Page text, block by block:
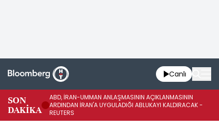
Canlı
SON
DAKİKA
ABD, İRAN-UMMAN ANLAŞMASININ AÇIKLANMASININ
ARDINDAN İRAN'A UYGULADIĞI ABLUKAYI KALDIRACAK -
REUTERS